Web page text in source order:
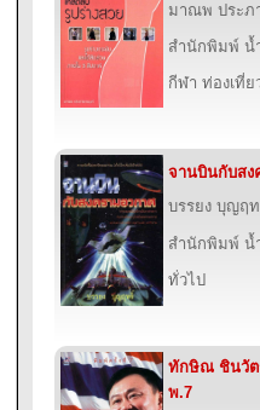
มาณพ ประภ
สำนักพิมพ์ น้
กีฬา ท่องเที่
จานบินกับสง
บรรยง บุญฤ
สำนักพิมพ์ น้
ทั่วไป
ทักษิณ ชินวัต
พ.7